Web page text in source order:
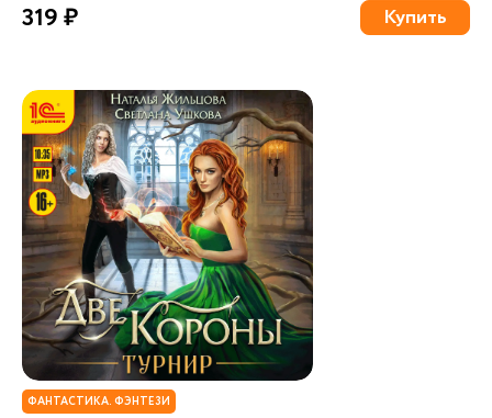
319 ₽ Купить
ФАНТАСТИКА. ФЭНТЕЗИ